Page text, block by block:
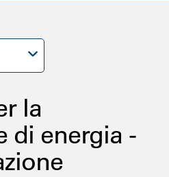
la
di energia -